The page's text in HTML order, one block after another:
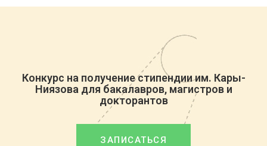
Конкурс на получение стипендии им. Кары-
Ниязова для бакалавров, магистров и
докторантов
ЗАПИСАТЬСЯ